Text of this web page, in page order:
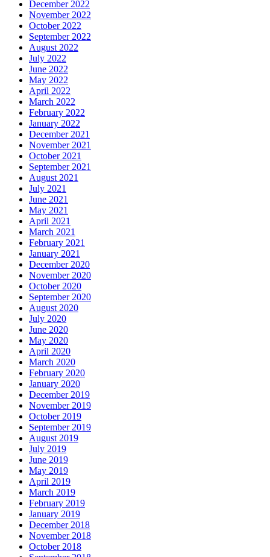
December 2022
November 2022
October 2022
September 2022
August 2022
July 2022
June 2022
May 2022
April 2022
March 2022
February 2022
January 2022
December 2021
November 2021
October 2021
September 2021
August 2021
July 2021
June 2021
May 2021
April 2021
March 2021
February 2021
January 2021
December 2020
November 2020
October 2020
September 2020
August 2020
July 2020
June 2020
May 2020
April 2020
March 2020
February 2020
January 2020
December 2019
November 2019
October 2019
September 2019
August 2019
July 2019
June 2019
May 2019
April 2019
March 2019
February 2019
January 2019
December 2018
November 2018
October 2018